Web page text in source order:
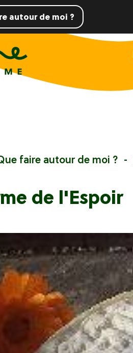
autour de moi ?
faire autour de moi ?
de l'Espoir